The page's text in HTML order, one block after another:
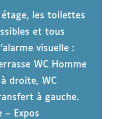
étage, les toilettes
et tous
visuelle :
WC Homme
droite, WC
à gauche.
– Expos